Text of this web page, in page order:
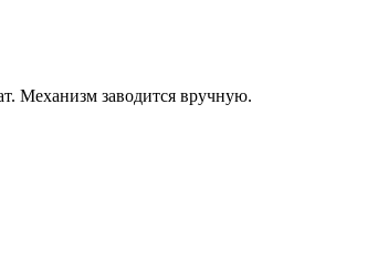
Механизм заводится вручную.